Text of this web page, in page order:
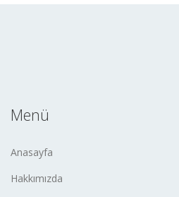
Menü
Anasayfa
Hakkımızda